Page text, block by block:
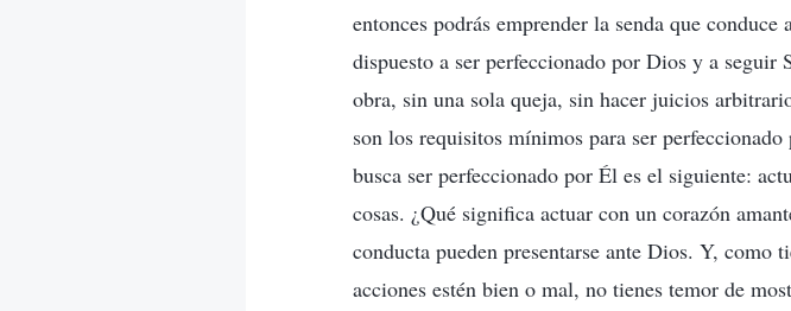
entonces podrás emprender la senda que
dispuesto a ser perfeccionado por Dios y a seguir
obra, sin una sola queja, sin hacer juicios
son los requisitos mínimos para ser
busca ser perfeccionado por Él es el siguiente:
cosas. ¿Qué significa actuar con un corazón
conducta pueden presentarse ante Dios. Y, como
acciones estén bien o mal, no tienes temor de